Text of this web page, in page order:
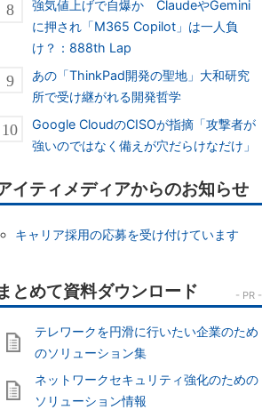
強気値上げで自爆か ClaudeやGemini
に押され「M365 Copilot」は一人負
け？：888th Lap
あの「ThinkPad開発の聖地」大和研究
所で受け継がれる開発哲学
Google CloudのCISOが指摘「攻撃者が
強いのではなく備えが穴だらけなだけ」
イティメディアからのお知らせ
キャリア採用の応募を受け付けています
テレワークを円滑に行いたい企業のため
のソリューション集
ネットワークセキュリティ強化のための
ソリューション情報